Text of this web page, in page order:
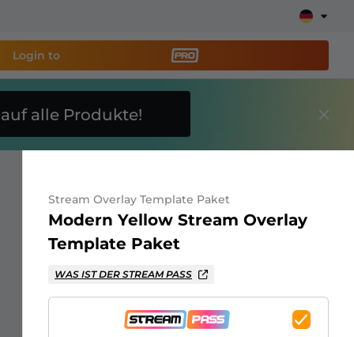
Alerts, Spenden, Goal Bars, Chatbot und mehr
Login to
auf alle Produkte!
Stream Overlay Template Paket
Modern Yellow Stream Overlay
Template Paket
WAS IST DER STREAM PASS